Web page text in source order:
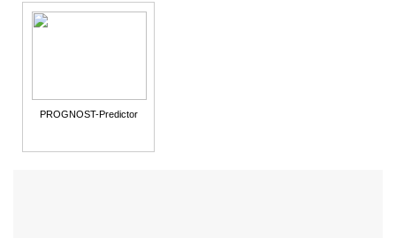
PROGNOST-Predictor